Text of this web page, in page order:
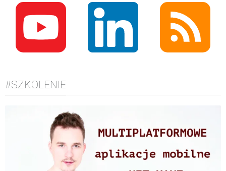
#SZKOLENIE